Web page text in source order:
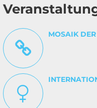
MOSAIK